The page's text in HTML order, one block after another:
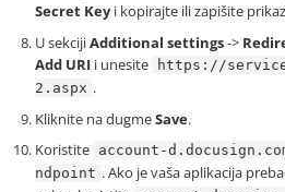
Secret Keyi kopirajte ili zapišite
U sekcijiAdditional settings->
Add URI i unesite
https://
2.aspx .
Kliknite na dugmeSave.
Koristite account-
ndpoint . Ako je vaša aplikacija